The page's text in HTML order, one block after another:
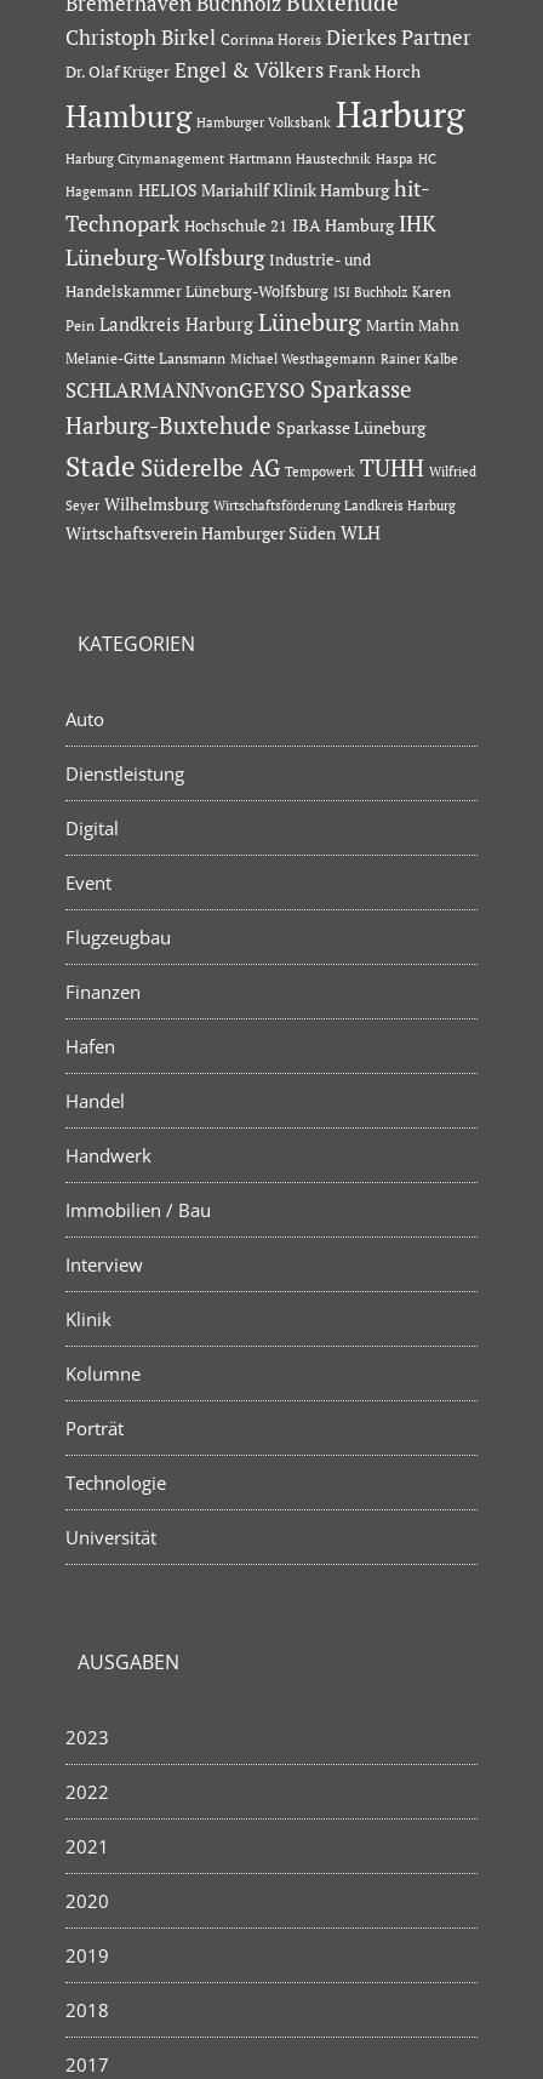
Christoph Birkel Corinna Horeis Dierkes Partner
Dr. Olaf Krüger Engel & Völkers Frank Horch
Hamburg Hamburger Volksbank Harburg
Harburg Citymanagement Hartmann Haustechnik Haspa HC
Hagemann HELIOS Mariahilf Klinik Hamburg hit-
Technopark Hochschule 21 IBA Hamburg IHK
Lüneburg-Wolfsburg Industrie- und
Handelskammer Lüneburg-Wolfsburg ISI Buchholz Karen
Pein Landkreis Harburg Lüneburg Martin Mahn
Melanie-Gitte Lansmann Michael Westhagemann Rainer Kalbe
SCHLARMANNvonGEYSO Sparkasse
Harburg-Buxtehude Sparkasse Lüneburg
Stade Süderelbe AG Tempowerk TUHH Wilfried
Seyer Wilhelmsburg Wirtschaftsförderung Landkreis Harburg
Wirtschaftsverein Hamburger Süden WLH
KATEGORIEN
Auto
Dienstleistung
Digital
Event
Flugzeugbau
Finanzen
Hafen
Handel
Handwerk
Immobilien / Bau
Interview
Klinik
Kolumne
Porträt
Technologie
Universität
AUSGABEN
2023
2022
2021
2020
2019
2018
2017